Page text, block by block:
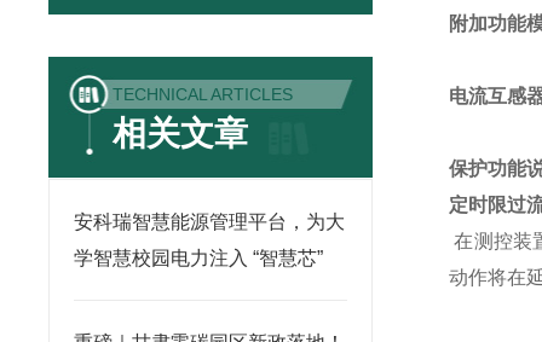
附加功能
电流互感
保护功能
定时限过
在测控装
动作将在
TECHNICAL ARTICLES
相关文章
安科瑞智慧能源管理平台，为大
学智慧校园电力注入 “智慧芯”